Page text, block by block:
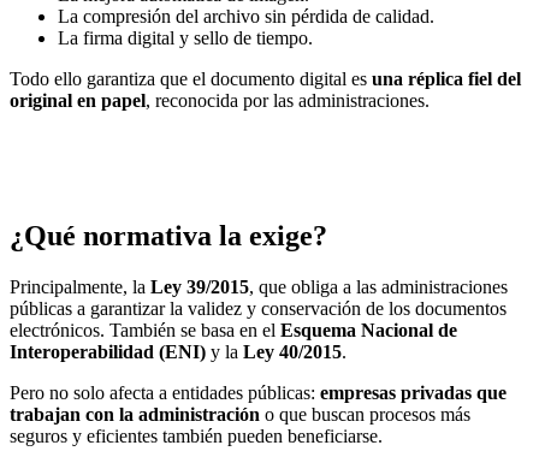
La compresión del archivo sin pérdida de calidad.
La firma digital y sello de tiempo.
Todo ello garantiza que el documento digital es una réplica fiel del
original en papel, reconocida por las administraciones.
¿Qué normativa la exige?
Principalmente, la Ley 39/2015, que obliga a las administraciones
públicas a garantizar la validez y conservación de los documentos
electrónicos. También se basa en el Esquema Nacional de
Interoperabilidad (ENI) y la Ley 40/2015.
Pero no solo afecta a entidades públicas: empresas privadas que
trabajan con la administración o que buscan procesos más
seguros y eficientes también pueden beneficiarse.